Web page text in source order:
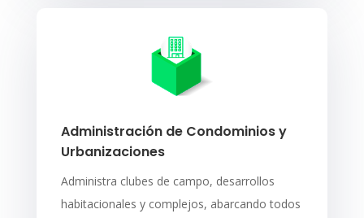
Administración de Condominios y
Urbanizaciones
Administra clubes de campo, desarrollos
habitacionales y complejos, abarcando todos